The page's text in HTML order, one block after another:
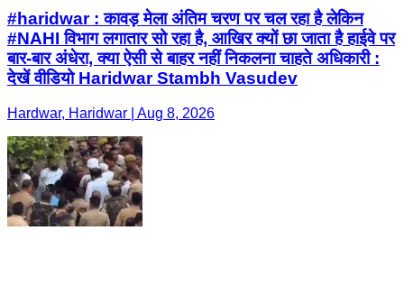
#haridwar : कावड़ मेला अंतिम चरण पर चल रहा है लेकिन
#NAHI विभाग लगातार सो रहा है, आखिर क्यों छा जाता है हाईवे पर
बार-बार अंधेरा, क्या ऐसी से बाहर नहीं निकलना चाहते अधिकारी :
देखें वीडियो Haridwar Stambh Vasudev
Hardwar, Haridwar | Aug 8, 2026